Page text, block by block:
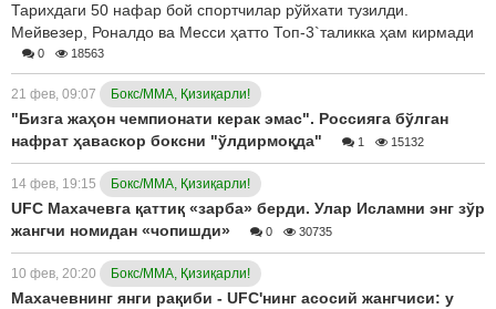
Тарихдаги 50 нафар бой спортчилар рўйхати тузилди.
Мейвезер, Роналдо ва Месси ҳатто Топ-3`таликка ҳам кирмади
0 18563
21 фев, 09:07 Бокс/ММА, Қизиқарли!
"Бизга жаҳон чемпионати керак эмас". Россияга бўлган
нафрат ҳаваскор боксни "ўлдирмоқда"
1 15132
14 фев, 19:15 Бокс/ММА, Қизиқарли!
UFC Махачевга қаттиқ «зарба» берди. Улар Исламни энг зўр
жангчи номидан «чопишди»
0 30735
10 фев, 20:20 Бокс/ММА, Қизиқарли!
Махачевнинг янги рақиби - UFC'нинг асосий жангчиси: у